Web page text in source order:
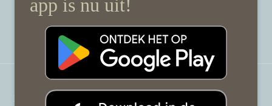
Over HRMorgen
Disclaimer & gedragscode
HRMorgen.nl